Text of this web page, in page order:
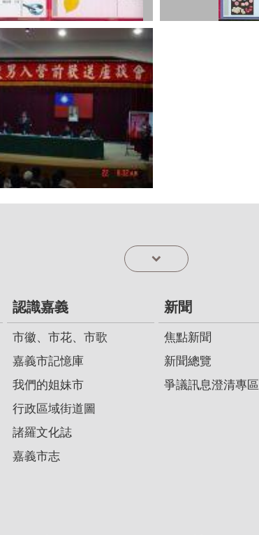
認識嘉義
市徽、市花、市歌
嘉義市記憶庫
我們的姐妹市
行政區域街道圖
諸羅文化誌
嘉義市志
新聞
焦點新聞
新聞總覽
爭議訊息澄清專區